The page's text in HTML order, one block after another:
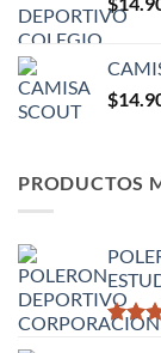
$
PRODUCTOS